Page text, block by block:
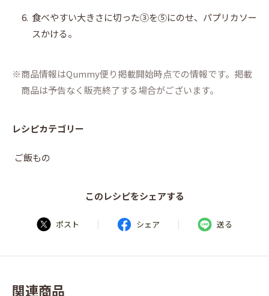
6. 食べやすい大きさに切った③を⑤にのせ、パプリカソー
スかける。
商品情報はQummy便り掲載開始時点での情報です。掲載
商品は予告なく販売終了する場合がございます。
レシピカテゴリー
ご飯もの
このレシピをシェアする
ポスト | シェア | 送る
関連商品